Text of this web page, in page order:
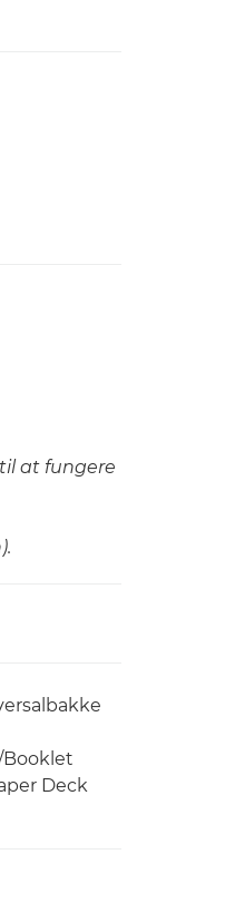
at fungere
Booklet
Deck